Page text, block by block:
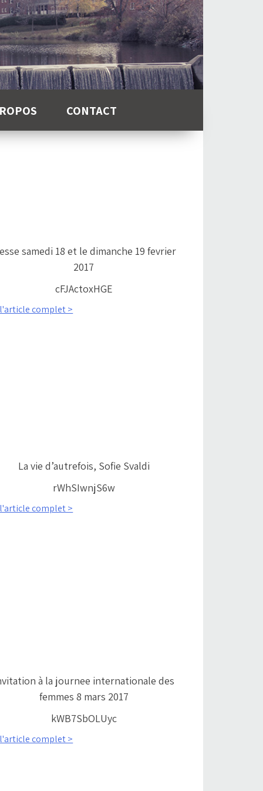
CONTACT
samedi 18 et le dimanche 19 fevrier
2017
cFJActoxHGE
complet >
La vie d’autrefois, Sofie Svaldi
rWhSIwnjS6w
complet >
à la journee internationale des
femmes 8 mars 2017
kWB7SbOLUyc
complet >